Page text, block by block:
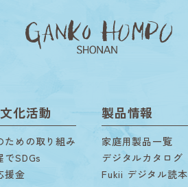
化活動
ための取り組み
でSDGs
援金
製品情報
家庭用製品一覧
デジタルカタログ
Fukii デジタル読本